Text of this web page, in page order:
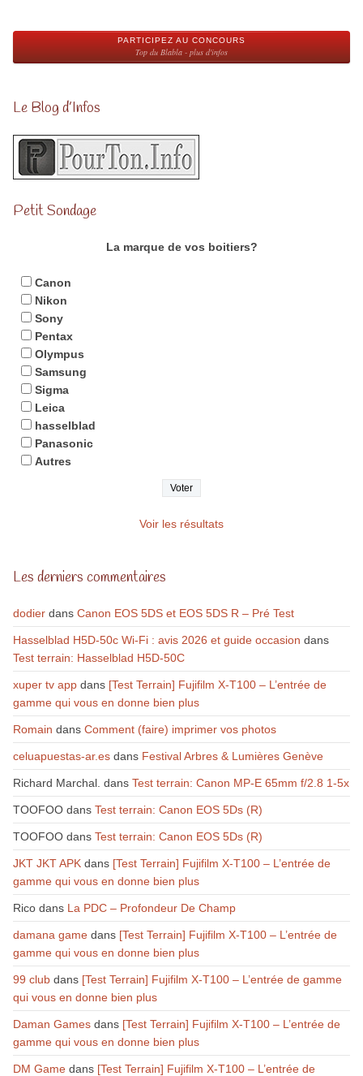
PARTICIPEZ AU CONCOURS
Top du Blabla - plus d'infos
Le Blog d’Infos
Petit Sondage
La marque de vos boitiers?
Canon
Nikon
Sony
Pentax
Olympus
Samsung
Sigma
Leica
hasselblad
Panasonic
Autres
Voir les résultats
Les derniers commentaires
dodierdans Canon EOS 5DS et EOS 5DS R – Pré Test
Hasselblad H5D-50c Wi-Fi : avis 2026 et guide occasion dans
Test terrain: Hasselblad H5D-50C
xuper tv appdans [Test Terrain] Fujifilm X-T100 – L’entrée de
gamme qui vous en donne bien plus
Romain dans Comment (faire) imprimer vos photos
celuapuestas-ar.esdans Festival Arbres & Lumières Genève
Richard Marchal. dans Test terrain: Canon MP-E 65mm f/2.8 1-5x
TOOFOOdans Test terrain: Canon EOS 5Ds (R)
TOOFOOdans Test terrain: Canon EOS 5Ds (R)
JKT JKT APKdans [Test Terrain] Fujifilm X-T100 – L’entrée de
gamme qui vous en donne bien plus
Ricodans La PDC – Profondeur De Champ
damana gamedans [Test Terrain] Fujifilm X-T100 – L’entrée de
gamme qui vous en donne bien plus
99 clubdans [Test Terrain] Fujifilm X-T100 – L’entrée de gamme
qui vous en donne bien plus
Daman Gamesdans [Test Terrain] Fujifilm X-T100 – L’entrée de
gamme qui vous en donne bien plus
DM Gamedans [Test Terrain] Fujifilm X-T100 – L’entrée de